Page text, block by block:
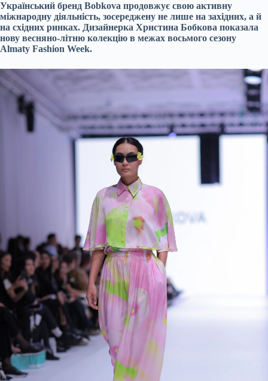
Український бренд Bobkova продовжує свою активну
міжнародну діяльність, зосереджену не лише на західних, а й
на східних ринках. Дизайнерка Христина Бобкова показала
нову весняно-літню колекцію в межах восьмого сезону
Almaty Fashion Week.